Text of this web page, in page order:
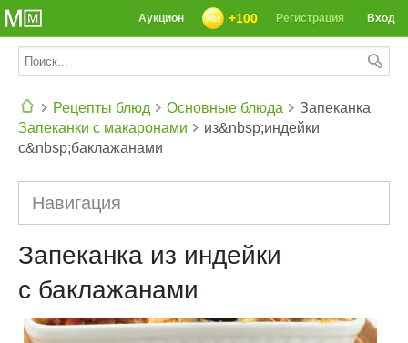
СЕГОДНЯ: 39142 РЕЦЕПТА
Вход
Регистрация
+100
Аукцион
Рецепты блюд
Основные блюда
Запеканки с макаронами
Запеканка
из&nbsp;индейки
с&nbsp;баклажанами
Навигация
Запеканка из индейки
с баклажанами